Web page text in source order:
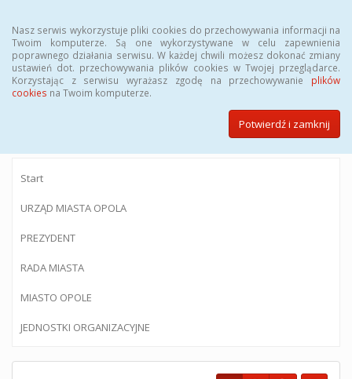
Nasz serwis wykorzystuje pliki cookies do przechowywania informacji na
Twoim komputerze. Są one wykorzystywane w celu zapewnienia
poprawnego działania serwisu. W każdej chwili możesz dokonać zmiany
ustawień dot. przechowywania plików cookies w Twojej przeglądarce.
Korzystając z serwisu wyrażasz zgodę na przechowywanie plików
cookies na Twoim komputerze.
Potwierdź i zamknij
BIULETYN INFORMACJI PUBLICZNEJ
Urzędu Miasta Opola
Start
URZĄD MIASTA OPOLA
PREZYDENT
RADA MIASTA
MIASTO OPOLE
JEDNOSTKI ORGANIZACYJNE